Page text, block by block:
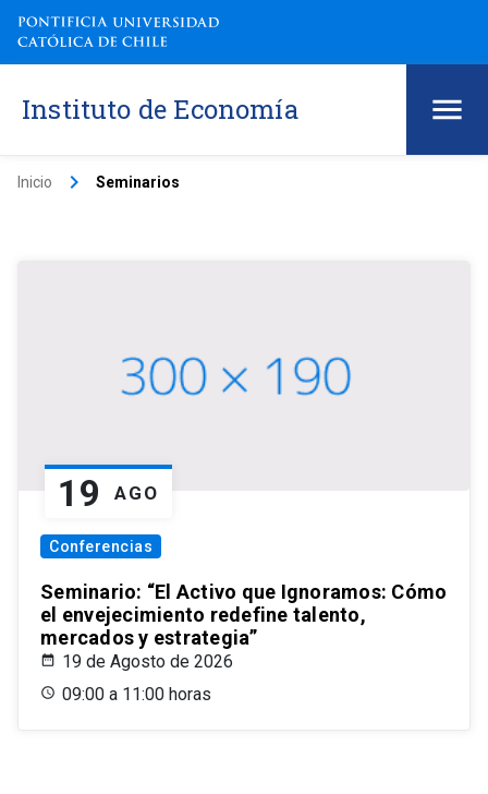
Instituto de Economía
Inicio keyboard_arrow_right Seminarios
19 AGO
Conferencias
Seminario: “El Activo que Ignoramos: Cómo
el envejecimiento redefine talento,
mercados y estrategia”
19 de Agosto de 2026
09:00 a 11:00 horas